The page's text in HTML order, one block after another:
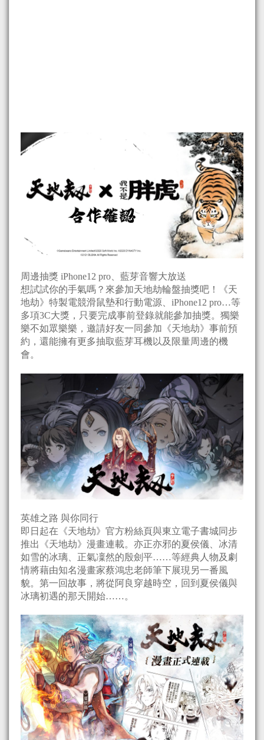
周邊抽獎 iPhone12 pro、藍芽音響大放送
想試試你的手氣嗎？來參加天地劫輪盤抽獎吧！《天
地劫》特製電競滑鼠墊和行動電源、iPhone12 pro…等
多項3C大獎，只要完成事前登錄就能參加抽獎。獨樂
樂不如眾樂樂，邀請好友一同參加《天地劫》事前預
約，還能擁有更多抽取藍芽耳機以及限量周邊的機
會。
英雄之路 與你同行
即日起在《天地劫》官方粉絲頁與東立電子書城同步
推出《天地劫》漫畫連載。亦正亦邪的夏侯儀、冰清
如雪的冰璃、正氣凜然的殷劍平……等經典人物及劇
情將藉由知名漫畫家蔡鴻忠老師筆下展現另一番風
貌。第一回故事，將從阿良穿越時空，回到夏侯儀與
冰璃初遇的那天開始……。